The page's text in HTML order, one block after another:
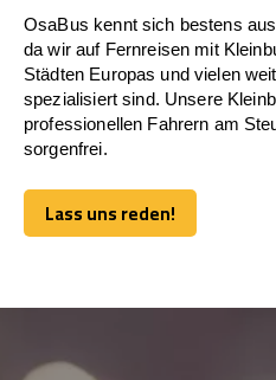
OsaBus kennt sich bestens
da wir auf Fernreisen mit
Städten Europas und vielen
spezialisiert sind. Unsere
professionellen Fahrern am
sorgenfrei.
Lass uns reden!
Lass uns reden!